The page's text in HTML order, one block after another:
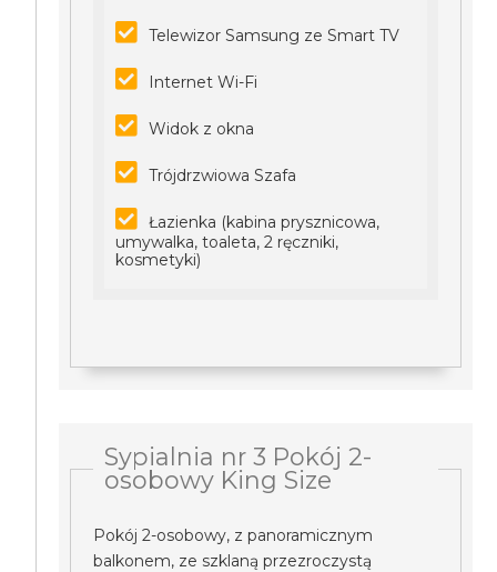
Telewizor Samsung ze Smart TV
Internet Wi-Fi
Widok z okna
Trójdrzwiowa Szafa
Łazienka (kabina prysznicowa,
umywalka, toaleta, 2 ręczniki,
kosmetyki)
Sypialnia nr 3 Pokój 2-
osobowy King Size
Pokój 2-osobowy, z panoramicznym
balkonem, ze szklaną przezroczystą